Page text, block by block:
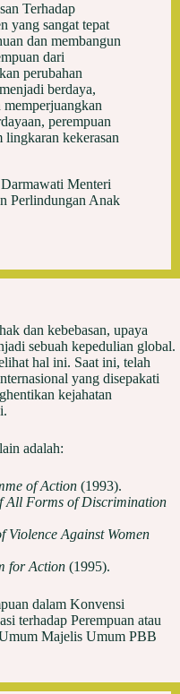
Terhadap
yang sangat tepat
dan membangun
dari
perubahan
berdaya,
memperjuangkan
perempuan
lingkaran kekerasan
Menteri
Perlindungan Anak
dan kebebasan, upaya
sebuah kepedulian global.
hal ini. Saat ini, telah
yang disepakati
kejahatan
adalah:
of Action (1993).
All Forms of Discrimination
Against Women
for Action (1995).
dalam Konvensi
terhadap Perempuan atau
Majelis Umum PBB